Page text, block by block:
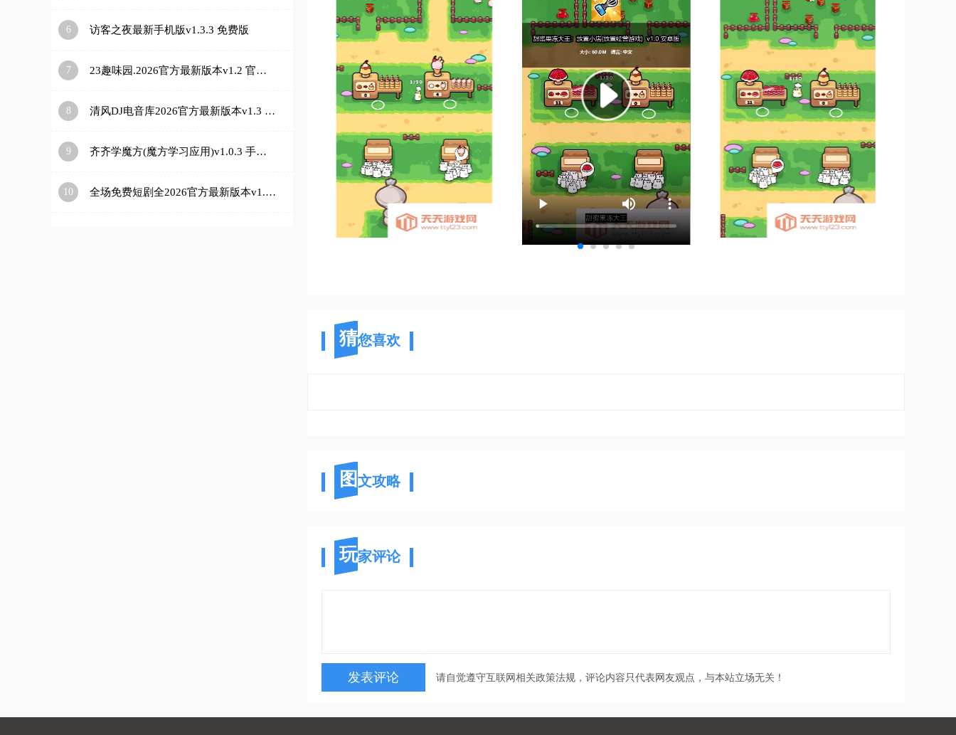
6 访客之夜最新手机版v1.3.3 免费版
7 23趣味园.2026官方最新版本v1.2 官方正版
8 清风DJ电音库2026官方最新版本v1.3 官方正版
9 齐齐学魔方(魔方学习应用)v1.0.3 手机版
10 全场免费短剧全2026官方最新版本v1.0.0 免费版
猜您喜欢
图文攻略
玩家评论
请自觉遵守互联网相关政策法规，评论内容只代表网友观点，与本站立场无关！